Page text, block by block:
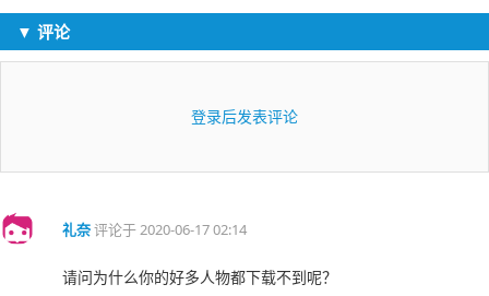
▼ 评论
登录后发表评论
礼奈评论于2020-06-17 02:14
请问为什么你的好多人物都下载不到呢？